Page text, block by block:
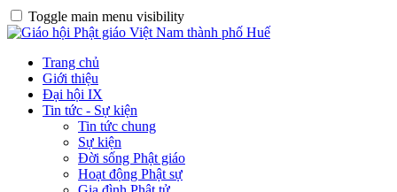
Toggle main menu visibility
Trang chủ
Giới thiệu
Đại hội IX
Tin tức - Sự kiện
Tin tức chung
Sự kiện
Đời sống Phật giáo
Hoạt động Phật sự